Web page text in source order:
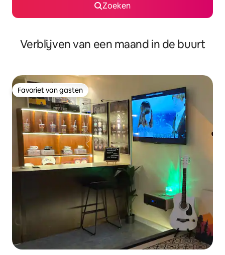
Zoeken
Verblijven van een maand in de buurt
Favoriet van gasten
Favoriet van gasten